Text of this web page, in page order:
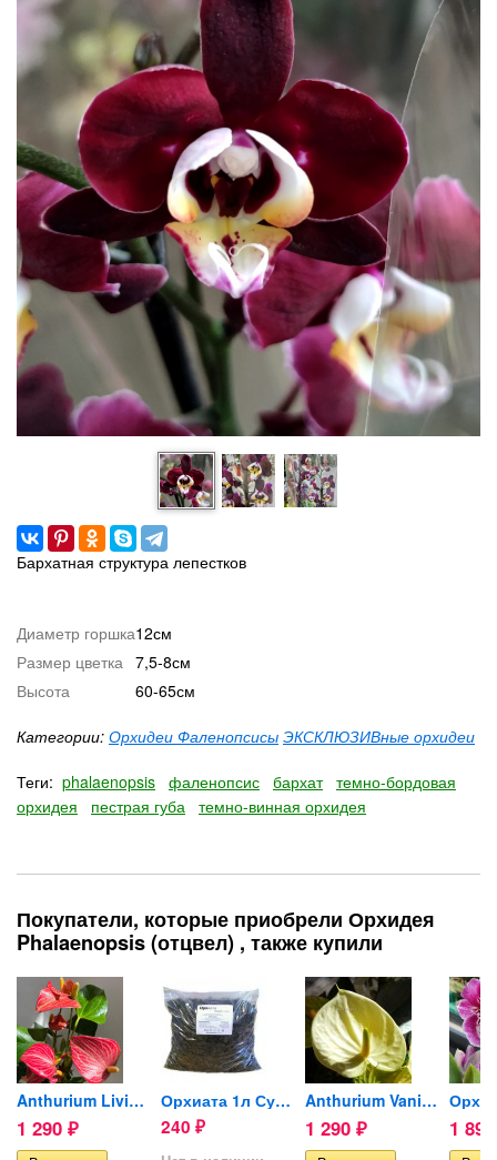
Бархатная структура лепестков
Диаметр горшка12см
Размер цветка 7,5-8см
Высота
60-65см
Категории: Орхидеи Фаленопсисы ЭКСКЛЮЗИВные орхидеи
Теги: phalaenopsis фаленопсис бархат темно-бордовая
орхидея
пестрая губа темно-винная орхидея
Покупатели, которые приобрели Орхидея
Phalaenopsis (отцвел) , также купили
Anthurium Livium Red Micro...
1 290 ₽
Орхиата 1л Супер (кора для...
240 ₽
Anthurium Vanilla (отцвел)
1 290 ₽ 1